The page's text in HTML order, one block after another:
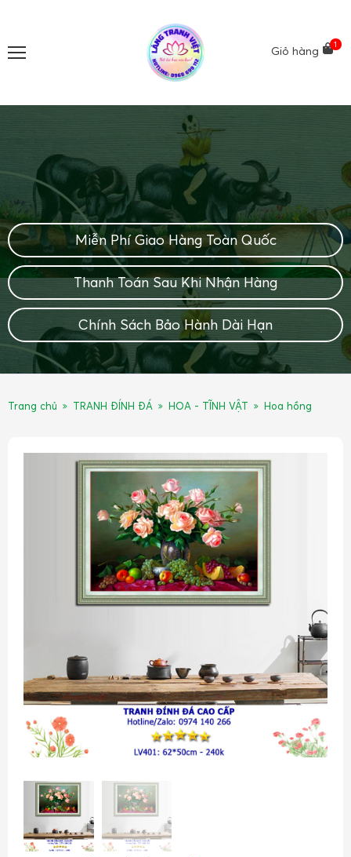
Giỏ hàng
1
Miễn Phí Giao Hàng Toàn Quốc
Thanh Toán Sau Khi Nhận Hàng
Chính Sách Bảo Hành Dài Hạn
Trang chủ TRANH ĐÍNH ĐÁ HOA - TĨNH VẬT Hoa hồng